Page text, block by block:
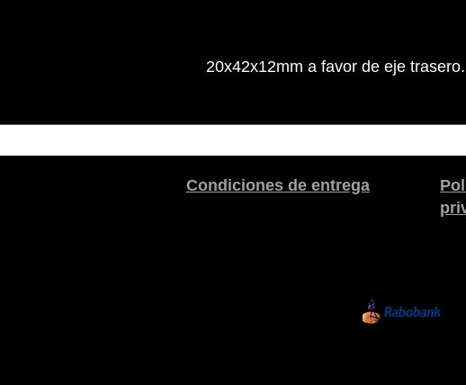
20x42x12mm a favor de eje trasero.
Condiciones de entrega